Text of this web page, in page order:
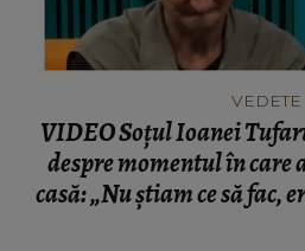
VEDETE
VIDEO Soțul Ioanei
despre momentul în care
casă: „Nu știam ce să fac,